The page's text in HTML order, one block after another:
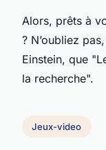
Alors, prêts à
? N’oubliez
Einstein, que
la recherche".
Jeux-video